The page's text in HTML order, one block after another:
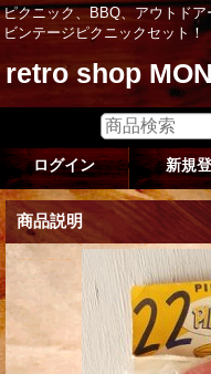
ピクニック、BBQ、アウトド
ビンテージピクニックセット！
retro shop
ログイン 新規
商品説明